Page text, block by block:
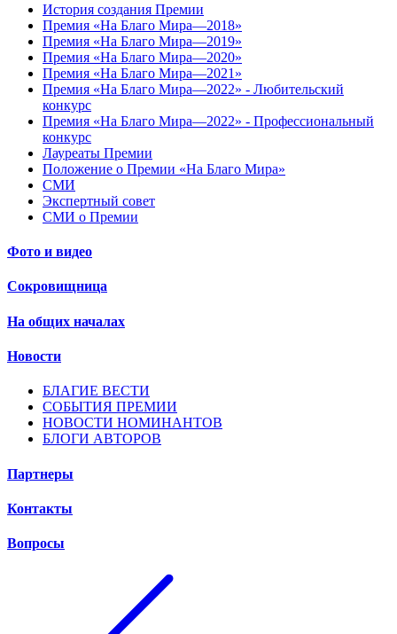
История создания Премии
Премия «На Благо Мира—2018»
Премия «На Благо Мира—2019»
Премия «На Благо Мира—2020»
Премия «На Благо Мира—2021»
Премия «На Благо Мира—2022» - Любительский
конкурс
Премия «На Благо Мира—2022» - Профессиональный
конкурс
Лауреаты Премии
Положение о Премии «На Благо Мира»
СМИ
Экспертный совет
СМИ о Премии
Фото и видео
Сокровищница
На общих началах
Новости
БЛАГИЕ ВЕСТИ
СОБЫТИЯ ПРЕМИИ
НОВОСТИ НОМИНАНТОВ
БЛОГИ АВТОРОВ
Партнеры
Контакты
Вопросы